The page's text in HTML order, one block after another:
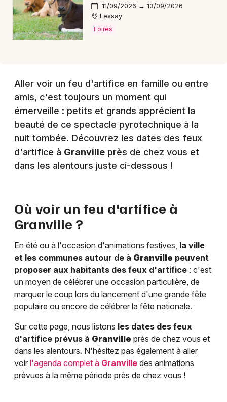
Mon email
11/09/2026 → 13/09/2026
Lessay
Foires
Aller voir un feu d'artifice en famille ou entre
amis, c'est toujours un moment qui
émerveille : petits et grands apprécient la
beauté de ce spectacle pyrotechnique à la
nuit tombée. Découvrez les dates des feux
d'artifice à Granville près de chez vous et
dans les alentours juste ci-dessous !
Où voir un feu d'artifice à
Granville ?
En été ou à l'occasion d'animations festives, la ville
et les communes autour de à Granville peuvent
proposer aux habitants des feux d'artifice : c'est
un moyen de célébrer une occasion particulière, de
marquer le coup lors du lancement d'une grande fête
populaire ou encore de célébrer la fête nationale.
Sur cette page, nous listons les dates des feux
d'artifice prévus à Granville près de chez vous et
dans les alentours. N'hésitez pas également à aller
voir l'agenda complet à Granville des animations
prévues à la même période près de chez vous !